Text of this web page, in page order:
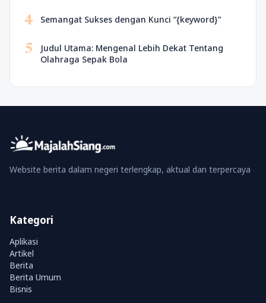
4 Semangat Sukses dengan Kunci “{keyword}”
5
Judul Utama: Mengenal Lebih Dekat Tentang
Olahraga Sepak Bola
Website berita dalam negeri terlengkap, aktual dan terpercaya
Kategori
Aplikasi
Artikel
Berita
Berita Umum
Bisnis